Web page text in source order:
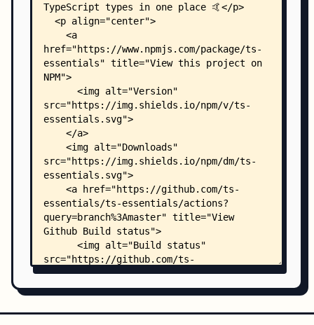
    │   ├── non-recursive-type.ts
    │   ├── non-undefinable.ts
    │   ├── test-const.ts
    │   ├── test-types.ts
    │   ├── ts-version.ts
    │   ├── union-to-tuple.ts
    │   ├── any-array/
    │   │   ├── README.md
    │   │   └── index.ts
    │   ├── any-function/
    │   │   ├── README.md
    │   │   └── index.ts
    │   ├── any-non-empty-array/
    │   │   ├── README.md
    │   │   ├── index.test.ts
    │   │   └── index.ts
    │   ├── array-or-single/
    │   │   ├── README.md
    │   │   ├── index.test.ts
    │   │   └── index.ts
    │   ├── async-or-sync/
    │   │   └── index.ts